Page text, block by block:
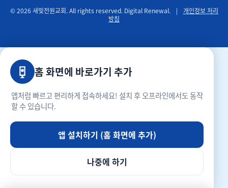
© 2026 새빛전원교회. All rights reserved. Digital Renewal. |
개인정보 처리
방침
홈 화면에 바로가기 추가
앱처럼 빠르고 편리하게 접속하세요! 설치 후 오프라인에서도 동작
할 수 있습니다.
앱 설치하기 (홈 화면에 추가)
나중에 하기